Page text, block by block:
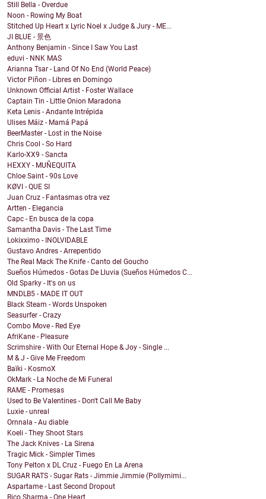
Still Bella - Overdue
Noon - Rowing My Boat
Stitched Up Heart x Lyric Noel x Judge & Jury - ME...
JI BLUE - 景色
Anthony Benjamin - Since I Saw You Last
eduvi - NNK MAS
Arianna Tsar - Land Of No End (World Peace)
Victor Piñon - Libres en Domingo
Unknown Official Artist - Foster Wallace
Captain Tin - Little Onion Maradona
Keta Lenis - Andante Intrépida
Ulises Máiz - Mamá Papá
BeerMaster - Lost in the Noise
Chris Cool - So Hard
Karlo-XX9 - Sancta
HEXXY - MUÑEQUITA
Chloe Saint - 90s Love
KØVI - QUE SI
Juan Cruz - Fantasmas otra vez
Artten - Elegancia
Capc - En busca de la copa
Samantha Davis - The Last Time
Lokixximo - INOLVIDABLE
Gustavo Andres - Arrepentido
The Real Mack The Knife - Canto del Goucho
Sueños Húmedos - Gotas De Lluvia (Sueños Húmedos C...
Old Sparky - It's on us
MNDLB5 - MADE IT OUT
Black Steam - Words Unspoken
Seasurfer - Crazy
Combo Move - Red Eye
AfriKane - Pleasure
Scrimshire - With Our Eternal Hope & Joy - Single ...
M & J - Give Me Freedom
Baïki - KosmoX
OkMark - La Noche de Mi Funeral
RAME - Promesas
Used to Be Valentines - Don't Call Me Baby
Luxie - unreal
Ornnala - Au diable
Koeli - They Shoot Stars
The Jack Knives - La Sirena
Tragic Mick - Simpler Times
Tony Pelton x DL Cruz - Fuego En La Arena
SUGAR RATS - Sugar Rats - Jimmie Jimmie (Pollymimi...
Aspartame - Last Second Dropout
Rico Sharma - One Heart